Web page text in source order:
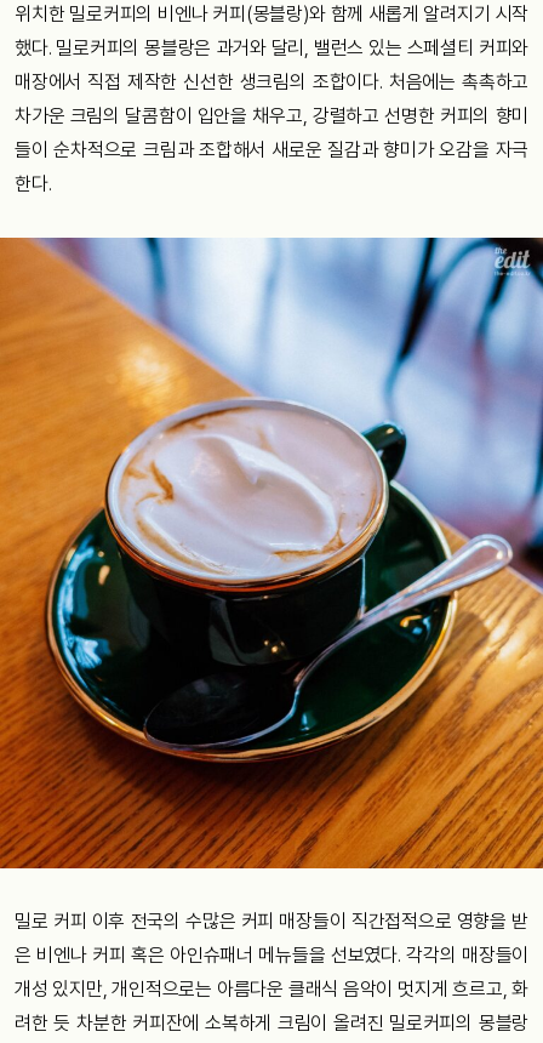
위치한 밀로커피의 비엔나 커피(몽블랑)와 함께 새롭게 알려지기 시작
했다. 밀로커피의 몽블랑은 과거와 달리, 밸런스 있는 스페셜티 커피와
매장에서 직접 제작한 신선한 생크림의 조합이다. 처음에는 촉촉하고
차가운 크림의 달콤함이 입안을 채우고, 강렬하고 선명한 커피의 향미
들이 순차적으로 크림과 조합해서 새로운 질감과 향미가 오감을 자극
한다.
밀로 커피 이후 전국의 수많은 커피 매장들이 직간접적으로 영향을 받
은 비엔나 커피 혹은 아인슈패너 메뉴들을 선보였다. 각각의 매장들이
개성 있지만, 개인적으로는 아름다운 클래식 음악이 멋지게 흐르고, 화
려한 듯 차분한 커피잔에 소복하게 크림이 올려진 밀로커피의 몽블랑